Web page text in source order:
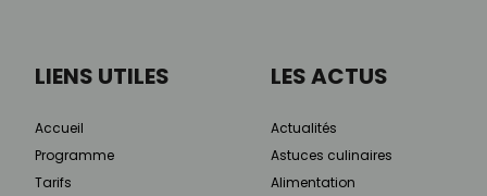
LIENS UTILES
Accueil
Programme
Tarifs
LES ACTUS
Actualités
Astuces culinaires
Alimentation